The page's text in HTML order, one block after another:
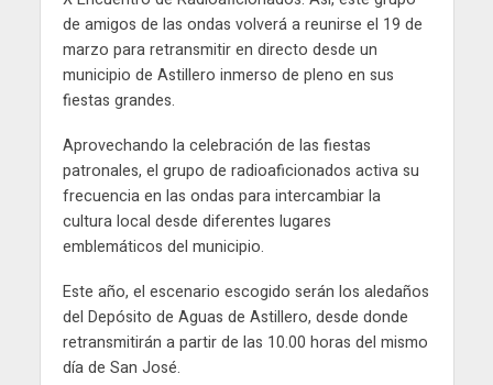
de amigos de las ondas volverá a reunirse el 19 de
marzo para retransmitir en directo desde un
municipio de Astillero inmerso de pleno en sus
fiestas grandes.
Aprovechando la celebración de las fiestas
patronales, el grupo de radioaficionados activa su
frecuencia en las ondas para intercambiar la
cultura local desde diferentes lugares
emblemáticos del municipio.
Este año, el escenario escogido serán los aledaños
del Depósito de Aguas de Astillero, desde donde
retransmitirán a partir de las 10.00 horas del mismo
día de San José.